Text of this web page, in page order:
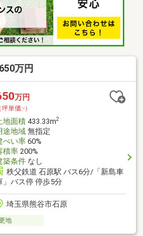
、アパート・マンションのご紹
様と一生涯のお付き合いが出来
ます。
万円
万円
坪単価:-）
地面積433.33m2
途地域無指定
ぺい率60%
積率200%
築条件なし
秩父鉄道 石原駅 バス6分/「新島車
」バス停 停歩5分
埼玉県熊谷市石原
地